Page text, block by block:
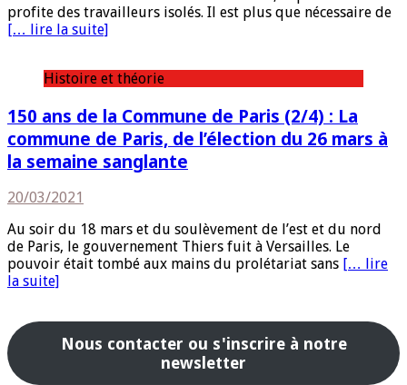
profite des travailleurs isolés. Il est plus que nécessaire de
[… lire la suite]
Histoire et théorie
150 ans de la Commune de Paris (2/4) : La
commune de Paris, de l’élection du 26 mars à
la semaine sanglante
20/03/2021
Au soir du 18 mars et du soulèvement de l’est et du nord
de Paris, le gouvernement Thiers fuit à Versailles. Le
pouvoir était tombé aux mains du prolétariat sans [… lire
la suite]
Nous contacter ou s'inscrire à notre
newsletter